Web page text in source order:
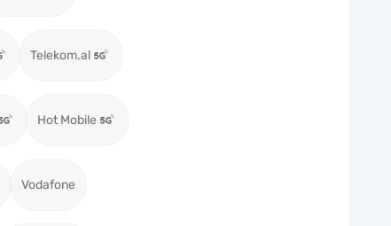
Telekom.al
Hot Mobile
Vodafone